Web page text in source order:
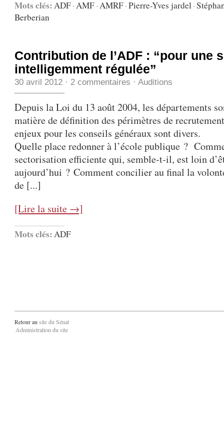
Mots clés:ADF·AMF·AMRF·Pierre-Yves jardel·
Berberian
Contribution de l’ADF : “pour une
intelligemment régulée”
30 avril 2012 · 2 commentaires ·Auditions
Depuis la Loi du 13 août 2004, les départements
matière de définition des périmètres de
enjeux pour les conseils généraux sont divers.
Quelle place redonner à l’école publique ?
sectorisation efficiente qui, semble-t-il, est loin
aujourd’hui ? Comment concilier au final la
de [...]
[Lire la suite →]
Mots clés:ADF
Retour ausite du Sénat
Administration du site